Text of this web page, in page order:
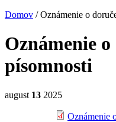
Domov /Oznámenie o
Oznámenie
písomnosti
august 13 2025
Oznámenie